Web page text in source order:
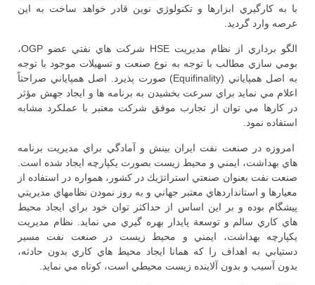
با به كارگيري ابزارها و تكنولوژي نوين قادر خواهد ساخت به اين
عرصه وارد گرديد.
الگو برداري از نظام مديريت HSE شركت هاي نفتي عضو OGP،
بومي سازي مطالب با توجه به نوع صنعت و تسهيلات موجود با توجه
به اصل همپاياني (Equifinality) صورت پذيرد. اصل همپاياني صراحتاً
اعلام مي نمايد براي سرعت بخشيدن به برنامه ها و ايجاد جهش مؤثر
در كارها مي توان از تجارب موفق شركت معتبر با عملكرد مشابه
استفاده نمود.
امروزه در صنعت نفت ايران بينش و آمادگي براي مديريت برنامه
هاي بهداشت، ايمني و محيط زيست بصورت يكپارچه ايجاد شده است.
صنعت نفت بعنوان صنعتي استراتژيك در كشور، همواره در استفاده از
معيارها و استانداردهاي معتبر جهاني و به روز نمودن نظامهاي مديريتي
پيشگام بوده و بر اين اساس از حداكثر توان خود براي ايجاد محيط
هاي كاري سالم و توسعة پايدار بهره گيري مي نمايد. نظام مديريت
يكپارچه بهداشت، ايمني و محيط زيست در صنعت نفت مسير
دستيابي به اهداف را كه همانا ايجاد محيط هاي كاري بدون حادثه،
بدون آسيب و بدون آلاينده زيست محيطي است، كوتاه مي نمايد.